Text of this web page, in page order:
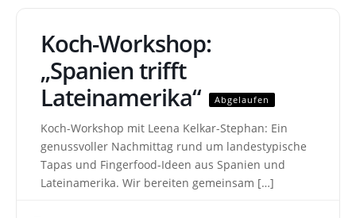
Koch-Workshop:
„Spanien trifft
Lateinamerika“
Abgelaufen
Koch-Workshop mit Leena Kelkar-Stephan: Ein
genussvoller Nachmittag rund um landestypische
Tapas und Fingerfood-Ideen aus Spanien und
Lateinamerika. Wir bereiten gemeinsam […]